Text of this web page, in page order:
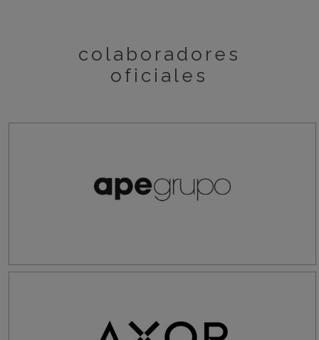
colaboradores
oficiales